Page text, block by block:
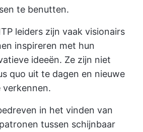
te benutten.
leiders zijn vaak visionairs
inspireren met hun
ideeën. Ze zijn niet
quo uit te dagen en nieuwe
verkennen.
in het vinden van
tussen schijnbaar